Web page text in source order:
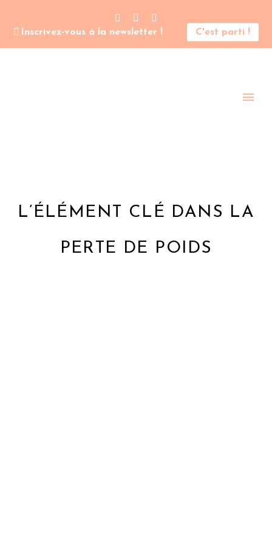
Inscrivez-vous à la newsletter ! C'est parti !
L’ÉLÉMENT CLÉ DANS LA
PERTE DE POIDS